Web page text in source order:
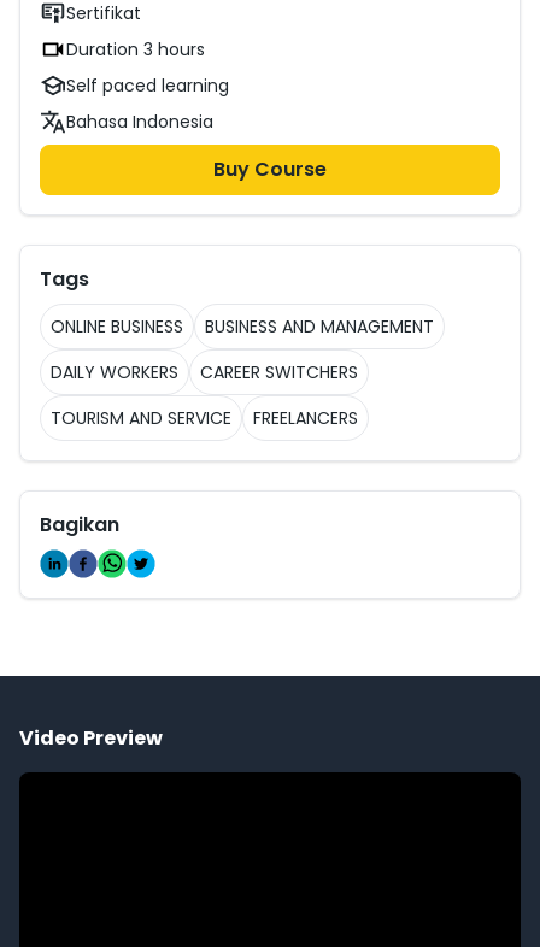
Sertifikat
Duration 3 hours
Self paced learning
Bahasa Indonesia
Buy Course
Tags
ONLINE BUSINESS
BUSINESS AND MANAGEMENT
DAILY WORKERS
CAREER SWITCHERS
TOURISM AND SERVICE
FREELANCERS
Bagikan
Video Preview